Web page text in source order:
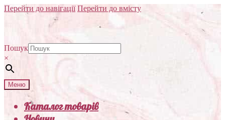
Перейти до навігації Перейти до вмісту
Пошук
×
Меню
Каталог товарів